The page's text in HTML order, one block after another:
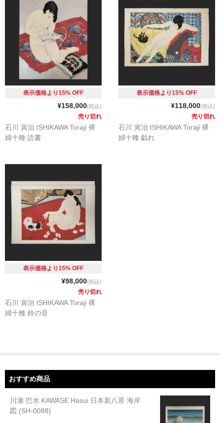
表示価格より15% OFF
¥158,000(税込)
売り切れ
石川 寅治 ISHIKAWA Toraji 裸
婦十種 読書
表示価格より15% OFF
¥118,000(税込)
売り切れ
石川 寅治 ISHIKAWA Toraji 裸
婦十種 戯れ
表示価格より15% OFF
¥98,000(税込)
売り切れ
石川 寅治 ISHIKAWA Toraji 裸
婦十種 鈴の音
おすすめ商品
川瀬 巴水 KAWASE Hasui 日本新八景 海岸
図 (SH-0088)